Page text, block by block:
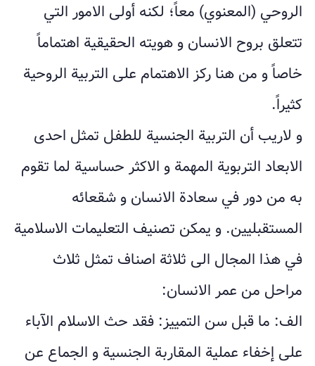
الروحي (المعنوي) معاً؛ لكنه أولى الامور التي
تتعلق بروح الانسان و هويته الحقيقية اهتماماً
خاصاً و من هنا ركز الاهتمام على التربية الروحية
كثيراً.
و لاريب أن التربية الجنسية للطفل تمثل احدى
الابعاد التربوية المهمة و الاكثر حساسية لما تقوم
به من دور في سعادة الانسان و شقعائه
المستقبليين. و يمكن تصنيف التعليمات الاسلامية
في هذا المجال الى ثلاثة اصناف تمثل ثلاث
مراحل من عمر الانسان:
الف: ما قبل سن التمييز: فقد حث الاسلام الآباء
على إخفاء عملية المقاربة الجنسية و الجماع عن